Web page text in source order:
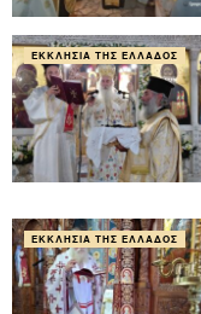
ΕΚΚΛΗΣΊΑ ΤΗΣ ΕΛΛΆΔΟΣ
ΕΚΚΛΗΣΊΑ ΤΗΣ ΕΛΛΆΔΟΣ